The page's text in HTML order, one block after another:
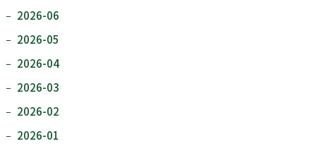
2026-06
2026-05
2026-04
2026-03
2026-02
2026-01